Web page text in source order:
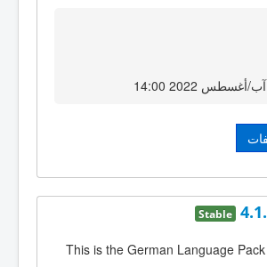
Stable
This is the German Language